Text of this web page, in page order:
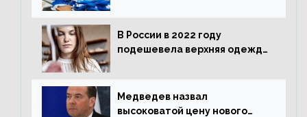
В России в 2022 году
подешевела верхняя одежда
Медведев назвал
высоковатой цену нового